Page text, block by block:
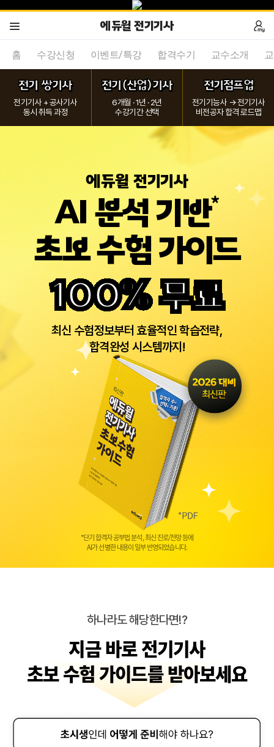
에듀윌 전기기사
홈 수강신청 이벤트/특강 합격수기 교수소개
전기 쌍기사
전기기사 + 공사기사
동시 취득 과정
전기(산업)기사
6개월 · 1년 · 2년
수강기간 선택
전기점프업
전기기능사 → 전기기사
비전공자 합격 로드맵
에듀윌 전기기사
AI 분석 기반*
초보 수험 가이드
100% 무료
최신 수험정보부터 효율적인 학습전략,
합격완성 시스템까지!
*단기 합격자 공부법 분석, 최신 진로/전망 등에
AI가 선별한 내용이 일부 반영되었습니다.
하나라도 해당한다면!?
지금 바로 전기기사
초보 수험 가이드를 받아보세요